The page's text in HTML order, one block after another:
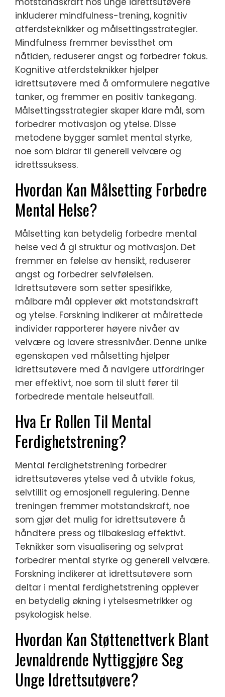
inkluderer mindfulness-trening, kognitiv
atferdsteknikker og målsettingsstrategier.
Mindfulness fremmer bevissthet om
nåtiden, reduserer angst og forbedrer fokus.
Kognitive atferdsteknikker hjelper
idrettsutøvere med å omformulere negative
tanker, og fremmer en positiv tankegang.
Målsettingsstrategier skaper klare mål, som
forbedrer motivasjon og ytelse. Disse
metodene bygger samlet mental styrke,
noe som bidrar til generell velvære og
idrettssuksess.
Hvordan Kan Målsetting Forbedre
Mental Helse?
Målsetting kan betydelig forbedre mental
helse ved å gi struktur og motivasjon. Det
fremmer en følelse av hensikt, reduserer
angst og forbedrer selvfølelsen.
Idrettsutøvere som setter spesifikke,
målbare mål opplever økt motstandskraft
og ytelse. Forskning indikerer at målrettede
individer rapporterer høyere nivåer av
velvære og lavere stressnivåer. Denne unike
egenskapen ved målsetting hjelper
idrettsutøvere med å navigere utfordringer
mer effektivt, noe som til slutt fører til
forbedrede mentale helseutfall.
Hva Er Rollen Til Mental
Ferdighetstrening?
Mental ferdighetstrening forbedrer
idrettsutøveres ytelse ved å utvikle fokus,
selvtillit og emosjonell regulering. Denne
treningen fremmer motstandskraft, noe
som gjør det mulig for idrettsutøvere å
håndtere press og tilbakeslag effektivt.
Teknikker som visualisering og selvprat
forbedrer mental styrke og generell velvære.
Forskning indikerer at idrettsutøvere som
deltar i mental ferdighetstrening opplever
en betydelig økning i ytelsesmetrikker og
psykologisk helse.
Hvordan Kan Støttenettverk Blant
Jevnaldrende Nyttiggjøre Seg
Unge Idrettsutøvere?